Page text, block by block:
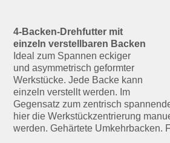
4-Backen-Drehfutter mit
einzeln verstellbaren Backen
Ideal zum Spannen eckiger
und asymmetrisch geformter
Werkstücke. Jede Backe kann
einzeln verstellt werden. Im
Gegensatz zum zentrisch
hier die Werkstückzentrierung
werden. Gehärtete Umkehrbacken.